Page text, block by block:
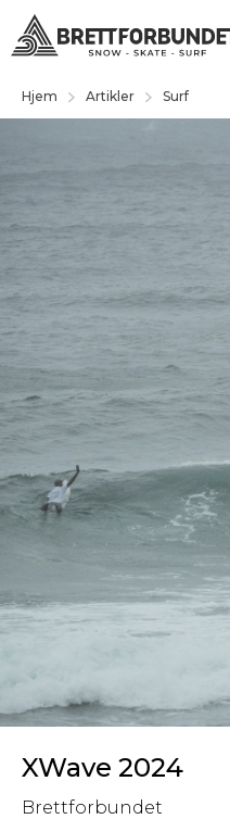
Hjem Artikler Surf
XWave 2024
Brettforbundet